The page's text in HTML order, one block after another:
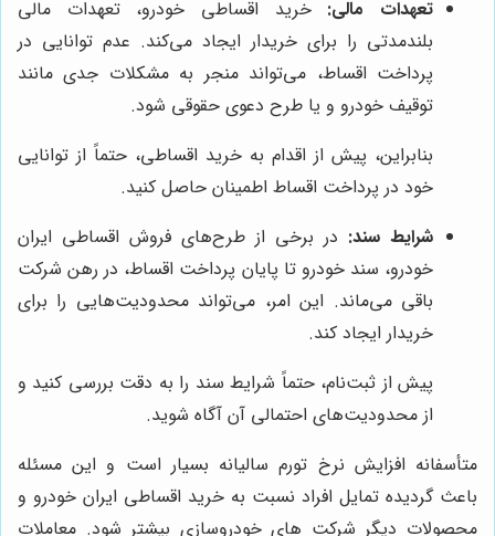
تعهدات مالی: خرید اقساطی خودرو، تعهدات مالی
بلندمدتی را برای خریدار ایجاد می‌کند. عدم توانایی در
پرداخت اقساط، می‌تواند منجر به مشکلات جدی مانند
توقیف خودرو و یا طرح دعوی حقوقی شود.
بنابراین، پیش از اقدام به خرید اقساطی، حتماً از توانایی
خود در پرداخت اقساط اطمینان حاصل کنید.
شرایط سند: در برخی از طرح‌های فروش اقساطی ایران
خودرو، سند خودرو تا پایان پرداخت اقساط، در رهن شرکت
باقی می‌ماند. این امر، می‌تواند محدودیت‌هایی را برای
خریدار ایجاد کند.
پیش از ثبت‌نام، حتماً شرایط سند را به دقت بررسی کنید و
از محدودیت‌های احتمالی آن آگاه شوید.
متأسفانه افزایش نرخ تورم سالیانه بسیار است و این مسئله
باعث گردیده تمایل افراد نسبت به خرید اقساطی ایران خودرو و
محصولات دیگر شرکت های خودروسازی بیشتر شود. معاملات